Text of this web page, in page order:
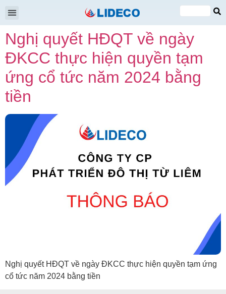
VI
EN
Nghị quyết HĐQT về ngày
ĐKCC thực hiện quyền tạm
ứng cổ tức năm 2024 bằng
tiền
Nghị quyết HĐQT về ngày ĐKCC thực hiện quyền tạm ứng
cổ tức năm 2024 bằng tiền